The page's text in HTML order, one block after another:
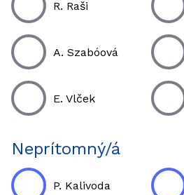
R. Raši
A. Szabóová
E. Vlček
Neprítomný/á
P. Kalivoda